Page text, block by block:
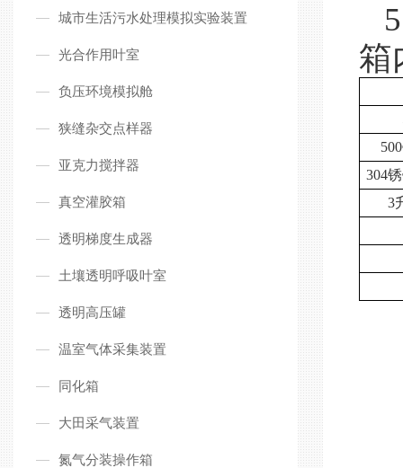
城市生活污水处理模拟实验装置
光合作用叶室
负压环境模拟舱
狭缝杂交点样器
亚克力搅拌器
真空灌胶箱
透明梯度生成器
土壤透明呼吸叶室
透明高压罐
温室气体采集装置
同化箱
大田采气装置
氮气分装操作箱
箱
304
3